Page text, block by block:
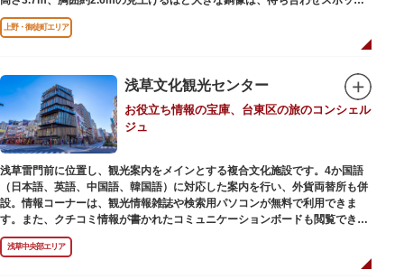
やフォトスポットとして親しまれています。彫刻家、高村光雲によって作ら
れた像は、愛犬のツンと一緒にうさぎ狩りに出かけているところだそう。
上野公園にお立ち寄りの際は、ぜひ「上野の西郷さん」と写真撮影を楽しん
上野・御徒町エリア
浅草文化観光センター
お役立ち情報の宝庫、台東区の旅のコンシェル
ジュ
浅草雷門前に位置し、観光案内をメインとする複合文化施設です。4か国語
（日本語、英語、中国語、韓国語）に対応した案内を行い、外貨両替所も併
設。情報コーナーは、観光情報雑誌や検索用パソコンが無料で利用できま
す。また、クチコミ情報が書かれたコミュニケーションボードも閲覧できる
ので、とっておきの旅のヒントを得られるかも。多目的スペースでは、映像
を活用し台東区のみどころやイベント、歴史、文化を紹介。通常、イスが配
浅草中央部エリア